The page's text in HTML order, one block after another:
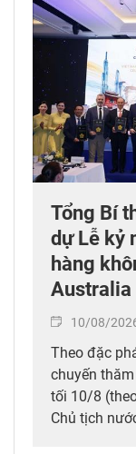
Tổng Bí
dự Lễ kỷ
hàng
Australia
10/08/
Theo đặc
chuyến
tối 10/8
Chủ tịch